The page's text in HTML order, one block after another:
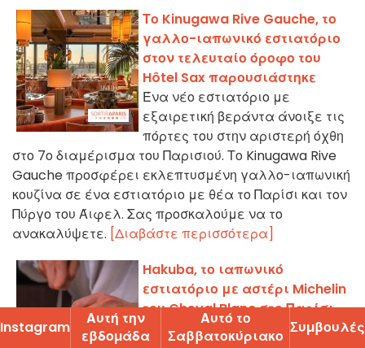
Το Kinugawa Rive Gauche, το
γαλλο-ιαπωνικό εστιατόριο
στον τελευταίο όροφο του
Hôtel Sax παρουσιάστηκε
Ένα νέο εστιατόριο με
εξαιρετική βεράντα άνοιξε τις
πόρτες του στην αριστερή όχθη
στο 7ο διαμέρισμα του Παρισιού. Το Kinugawa Rive
Gauche προσφέρει εκλεπτυσμένη γαλλο-ιαπωνική
κουζίνα σε ένα εστιατόριο με θέα το Παρίσι και τον
Πύργο του Άιφελ. Σας προσκαλούμε να το
ανακαλύψετε. [Διαβάστε περισσότερα]
Hakuba, το ιαπωνικό
εστιατόριο με αστέρι Michelin
του Cheval Blanc στο Παρίσι
Ανακαλύψτε το Hakuba, το
Instagram
Αυτή την
εβδοµάδα
Αυτό το
Ʃαββατοκύριακο Ʃυµβουλές